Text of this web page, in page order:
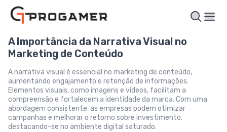
A Importância da Narrativa Visual no
Marketing de Conteúdo
A narrativa visual é essencial no marketing de conteúdo,
aumentando engajamento e retenção de informações.
Elementos visuais, como imagens e vídeos, facilitam a
compreensão e fortalecem a identidade da marca. Com uma
abordagem consistente, as empresas podem otimizar
campanhas e melhorar o retorno sobre investimento,
destacando-se no ambiente digital saturado.